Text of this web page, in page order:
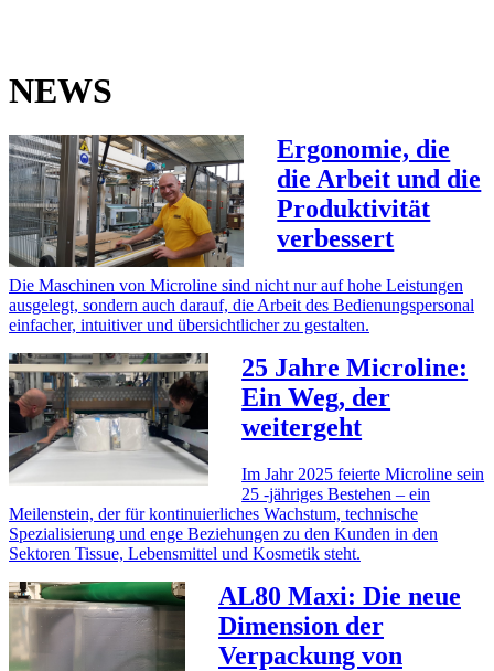
NEWS
Ergonomie, die
die Arbeit und die
Produktivität
verbessert
Die Maschinen von Microline sind nicht nur auf hohe Leistungen
ausgelegt, sondern auch darauf, die Arbeit des Bedienungspersonal
einfacher, intuitiver und übersichtlicher zu gestalten.
25 Jahre Microline:
Ein Weg, der
weitergeht
Im Jahr 2025 feierte Microline sein
25 -jähriges Bestehen – ein
Meilenstein, der für kontinuierliches Wachstum, technische
Spezialisierung und enge Beziehungen zu den Kunden in den
Sektoren Tissue, Lebensmittel und Kosmetik steht.
AL80 Maxi: Die neue
Dimension der
Verpackung von